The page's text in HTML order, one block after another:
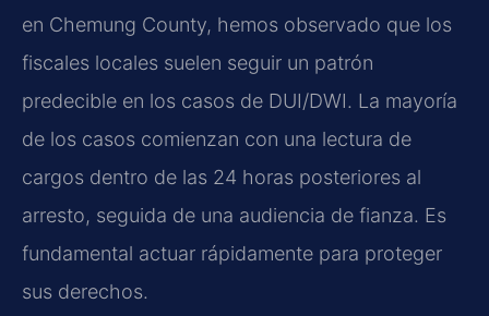
en Chemung County, hemos observado que los
fiscales locales suelen seguir un patrón
predecible en los casos de DUI/DWI. La mayoría
de los casos comienzan con una lectura de
cargos dentro de las 24 horas posteriores al
arresto, seguida de una audiencia de fianza. Es
fundamental actuar rápidamente para proteger
sus derechos.